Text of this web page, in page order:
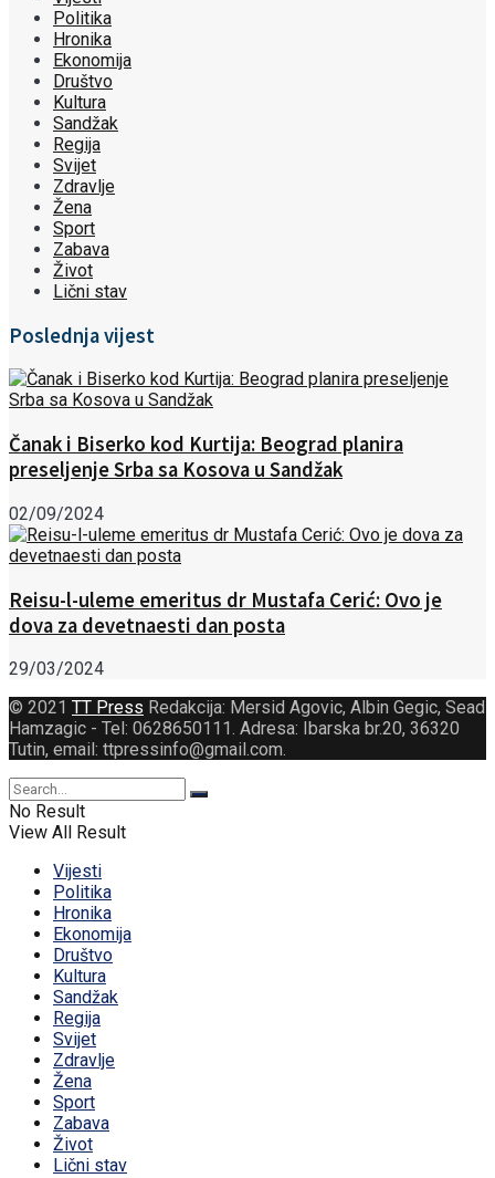
Politika
Hronika
Ekonomija
Društvo
Kultura
Sandžak
Regija
Svijet
Zdravlje
Žena
Sport
Zabava
Život
Lični stav
Poslednja vijest
Čanak i Biserko kod Kurtija: Beograd planira
preseljenje Srba sa Kosova u Sandžak
02/09/2024
Reisu-l-uleme emeritus dr Mustafa Cerić: Ovo je
dova za devetnaesti dan posta
29/03/2024
© 2021 TT Press Redakcija: Mersid Agovic, Albin Gegic, Sead
Hamzagic - Tel: 0628650111. Adresa: Ibarska br.20, 36320
Tutin, email: ttpressinfo@gmail.com.
No Result
View All Result
Vijesti
Politika
Hronika
Ekonomija
Društvo
Kultura
Sandžak
Regija
Svijet
Zdravlje
Žena
Sport
Zabava
Život
Lični stav